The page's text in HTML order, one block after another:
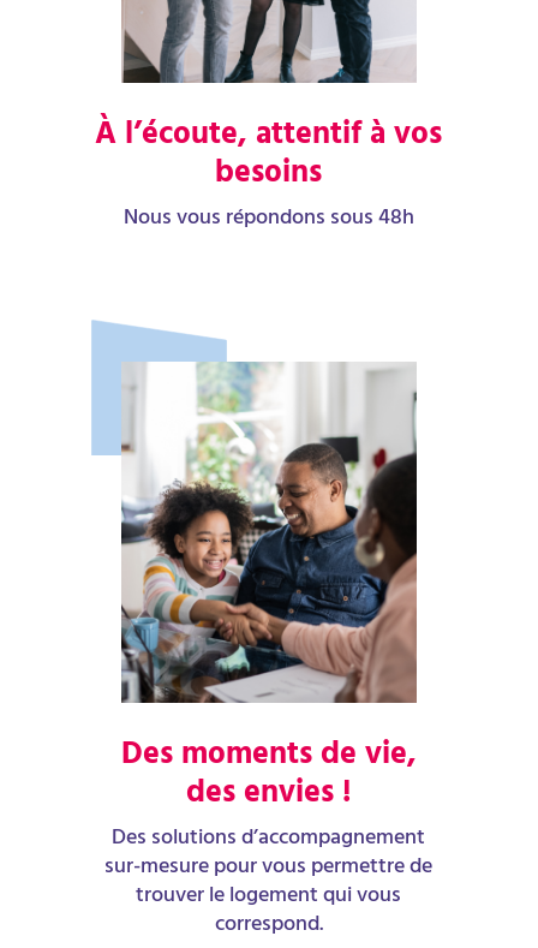
À l’écoute, attentif à vos
besoins
Nous vous répondons sous 48h
Des moments de vie,
des envies !
Des solutions d’accompagnement
sur-mesure pour vous permettre de
trouver le logement qui vous
correspond.